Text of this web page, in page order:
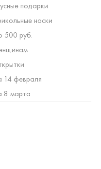
подарки
носки
500 руб.
14 февраля
8 марта